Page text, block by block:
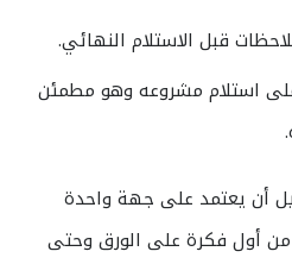
قبل الاستلام النهائي.
استلام مشروعه وهو مطمئن
أن يعتمد على جهة واحدة
من أول فكرة على الورق وحتى